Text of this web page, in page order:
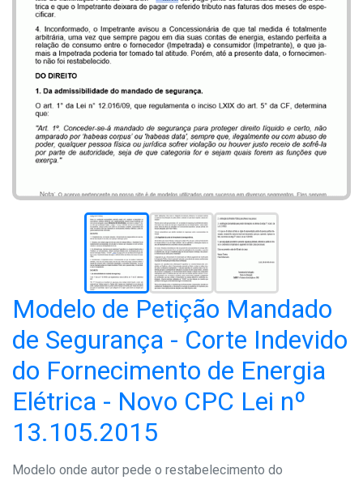
Modelo de Petição Mandado
de Segurança - Corte Indevido
do Fornecimento de Energia
Elétrica - Novo CPC Lei nº
13.105.2015
Modelo onde autor pede o restabelecimento do